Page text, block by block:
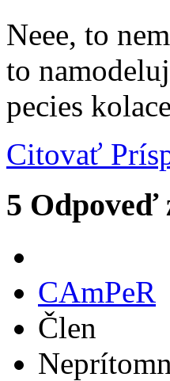
Neee, to
to
pecies
Citovať
5 Odpoveď
CAmPeR
Člen